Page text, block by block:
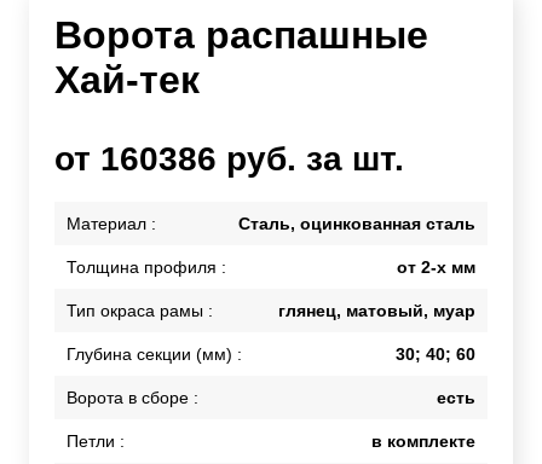
Ворота распашные
Хай-тек
от 160386 руб. за шт.
Материал : Сталь, оцинкованная сталь
Толщина профиля : от 2-х мм
Тип окраса рамы : глянец, матовый, муар
Глубина секции (мм) : 30; 40; 60
Ворота в сборе : есть
Петли : в комплекте